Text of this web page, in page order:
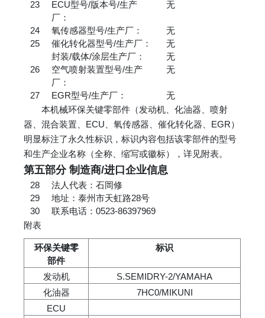
23
ECU型号/版本号/生产
厂：
无
24 氧传感器型号/生产厂：
无
25
催化转化器型号/生产厂：
封装/载体/涂层生产厂：
无
无
26
空气喷射装置型号/生产
厂：
无
27 EGR型号/生产厂：
无
本机械环保关键零部件（发动机、化油器、喷射
器、混合装置、ECU、氧传感器、催化转化器、EGR）
明显标注了永久性标识，标识内容包括该零部件的型号
和生产企业名称（全称、缩写或徽标），详见附表。
第五部分 制造商/进口企业信息
28
法人代表：石岡修
29
地址：泰州市天虹路28号
30
联系电话：0523-86397969
附表
环保关键零
部件
标识
发动机
S.SEMIDRY-2/YAMAHA
化油器
7HC0/MIKUNI
ECU